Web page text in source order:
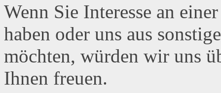
Wenn Sie Interesse an
haben oder uns aus
möchten, würden wir uns
Ihnen freuen.